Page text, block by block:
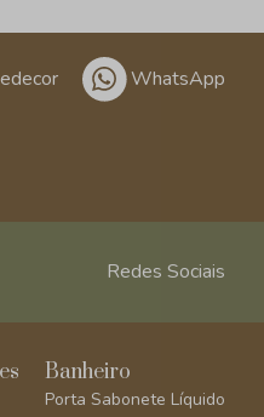
WhatsApp
Redes Sociais
Banheiro
Porta Sabonete Líquido